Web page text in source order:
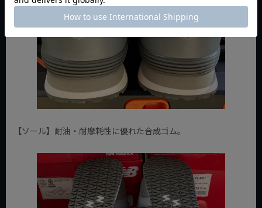
【ソール】耐油・耐摩耗性に優れた合成ゴム。